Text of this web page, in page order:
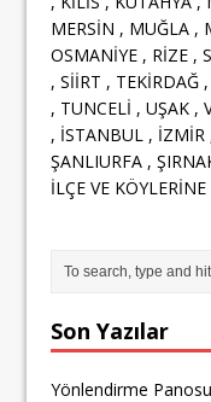
MERSİN , MUĞLA ,
OSMANİYE , RİZE ,
, SİİRT , TEKİRDAĞ
, TUNCELİ , UŞAK ,
, İSTANBUL ,
ŞANLIURFA ,
İLÇE VE
Son Yazılar
Yönlendirme